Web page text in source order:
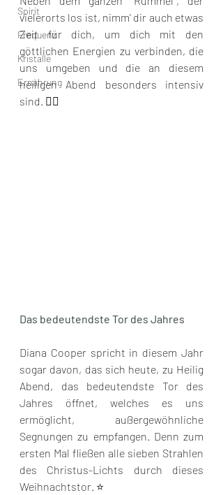
Spirit
Frequenz
Kristalle
Ernährung
vielerorts los ist, nimm' dir auch etwas
Zeit für dich, um dich mit den
göttlichen Energien zu verbinden, die
uns umgeben und die an diesem
heiligen Abend besonders intensiv
sind. 🧘‍♀️
Das bedeutendste Tor des Jahres
Diana Cooper spricht in diesem Jahr
sogar davon, das sich heute, zu Heilig
Abend, das bedeutendste Tor des
Jahres öffnet, welches es uns
ermöglicht, außergewöhnliche
Segnungen zu empfangen. Denn zum
ersten Mal fließen alle sieben Strahlen
des Christus-Lichts durch dieses
Weihnachtstor. ⭐️